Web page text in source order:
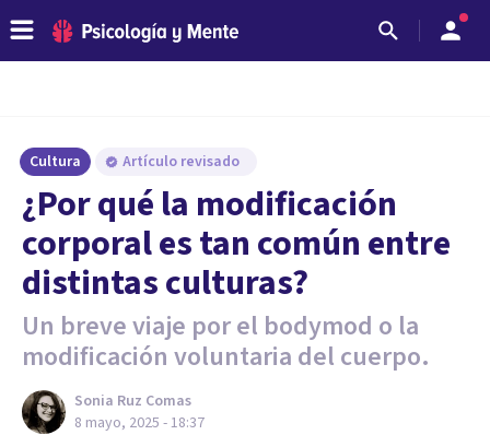
Cultura Artículo revisado
¿Por qué la modificación
corporal es tan común entre
distintas culturas?
Un breve viaje por el bodymod o la
modificación voluntaria del cuerpo.
Sonia Ruz Comas
8 mayo, 2025 - 18:37